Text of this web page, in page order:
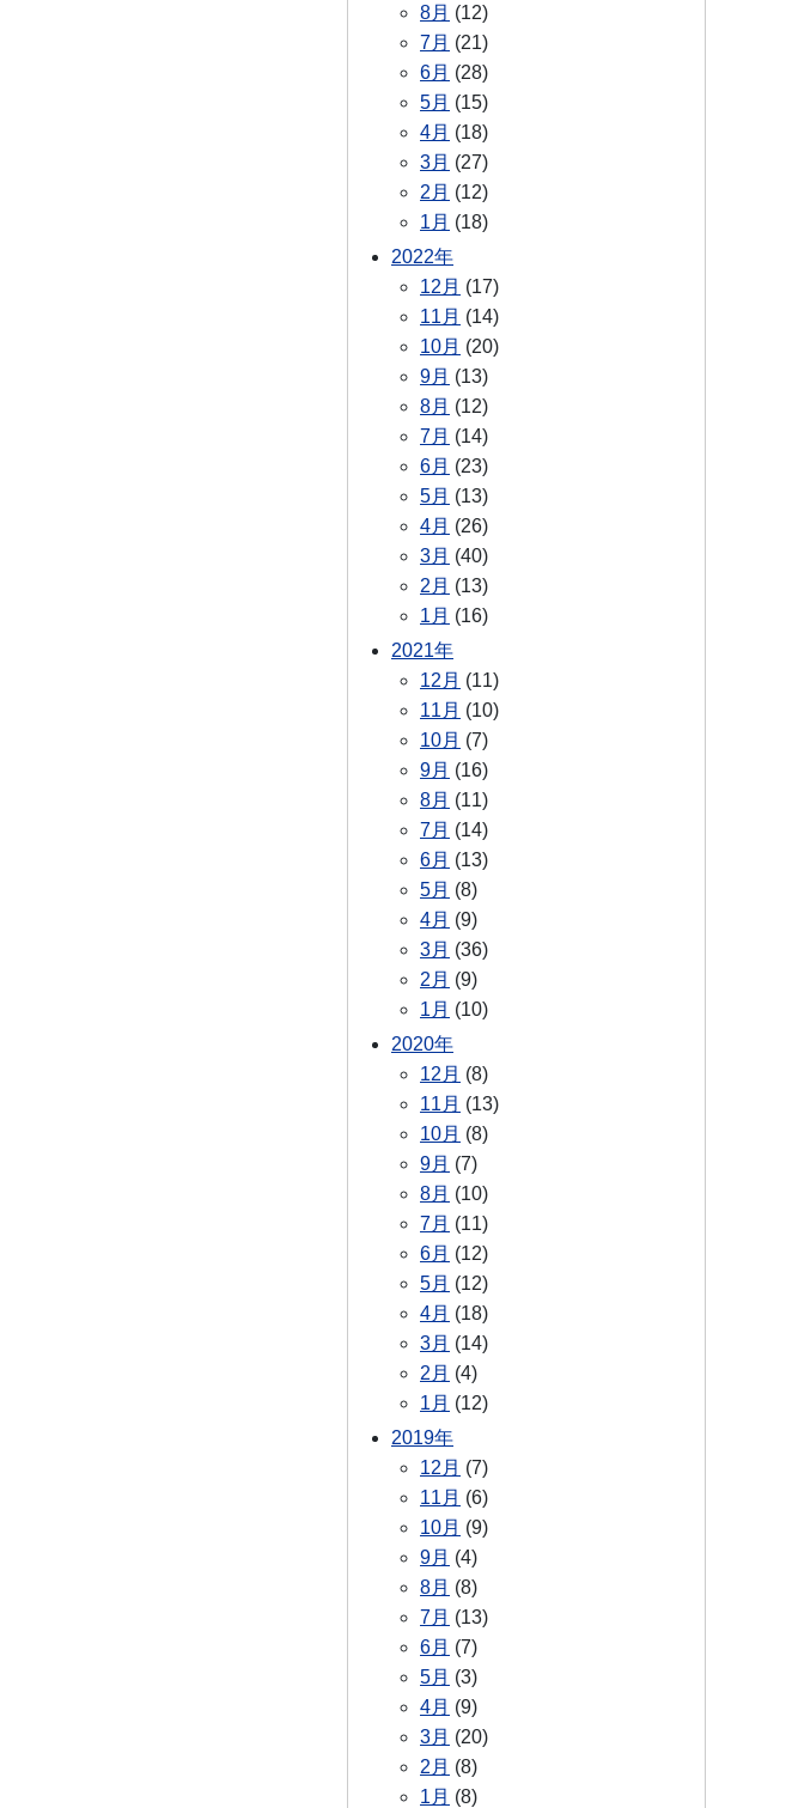
8月 (12)
7月 (21)
6月 (28)
5月 (15)
4月 (18)
3月 (27)
2月 (12)
1月 (18)
2022年
12月 (17)
11月 (14)
10月 (20)
9月 (13)
8月 (12)
7月 (14)
6月 (23)
5月 (13)
4月 (26)
3月 (40)
2月 (13)
1月 (16)
2021年
12月 (11)
11月 (10)
10月 (7)
9月 (16)
8月 (11)
7月 (14)
6月 (13)
5月 (8)
4月 (9)
3月 (36)
2月 (9)
1月 (10)
2020年
12月 (8)
11月 (13)
10月 (8)
9月 (7)
8月 (10)
7月 (11)
6月 (12)
5月 (12)
4月 (18)
3月 (14)
2月 (4)
1月 (12)
2019年
12月 (7)
11月 (6)
10月 (9)
9月 (4)
8月 (8)
7月 (13)
6月 (7)
5月 (3)
4月 (9)
3月 (20)
2月 (8)
1月 (8)